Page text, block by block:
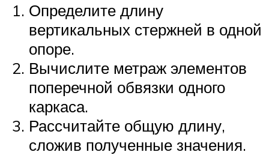
Определите длину
вертикальных стержней в одной
опоре.
Вычислите метраж элементов
поперечной обвязки одного
каркаса.
Рассчитайте общую длину,
сложив полученные значения.